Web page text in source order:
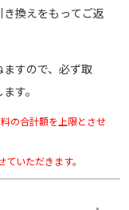
換えをもってご返
すので、必ず取
す。
の合計額を上限とさせ
いただきます。